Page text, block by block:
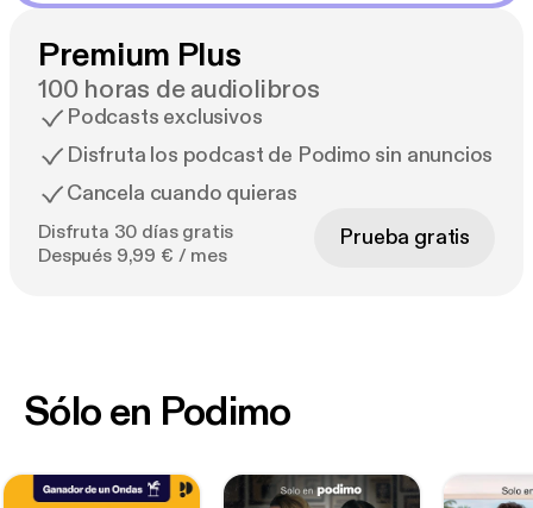
Premium Plus
100 horas de audiolibros
Podcasts exclusivos
Disfruta los podcast de Podimo sin anuncios
Cancela cuando quieras
Disfruta 30 días gratis
Después 9,99 € / mes
Prueba gratis
Sólo en Podimo